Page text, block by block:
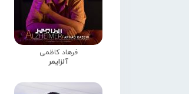
فرهاد کاظمی
آلزایمر